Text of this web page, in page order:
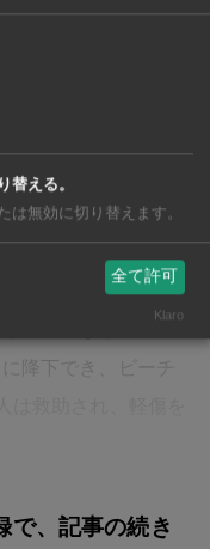
テムでタイの
イドは一瞬の判断
降下でき、ビーチ
で、記事の続き
替える。
は無効に切り替えます。
全て許可
Klaro